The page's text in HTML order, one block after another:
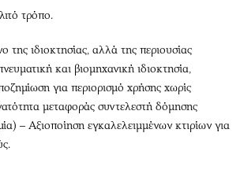
τρόπο.
της ιδιοκτησίας, αλλά της περιουσίας
και βιομηχανική ιδιοκτησία,
για περιορισμό χρήσης χωρίς
μεταφοράς συντελεστή δόμησης
– Αξιοποίηση εγκαλελειμμένων κτιρίων για